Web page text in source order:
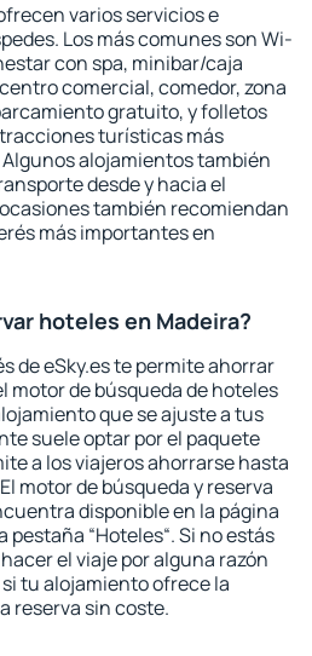
varios servicios e
Los más comunes son Wi-
con spa, minibar/caja
comercial, comedor, zona
gratuito, y folletos
turísticas más
alojamientos también
desde y hacia el
también recomiendan
más importantes en
hoteles en Madeira?
de eSky.es te permite ahorrar
motor de búsqueda de hoteles
que se ajuste a tus
suele optar por el paquete
a los viajeros ahorrarse hasta
motor de búsqueda y reserva
disponible en la página
pestaña “Hoteles“. Si no estás
el viaje por alguna razón
tu alojamiento ofrece la
reserva sin coste.